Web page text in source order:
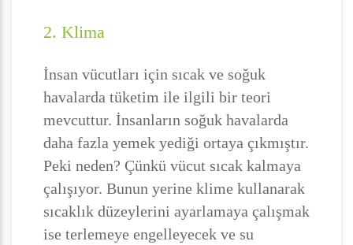
2. Klima
İnsan vücutları için sıcak ve soğuk
havalarda tüketim ile ilgili bir teori
mevcuttur. İnsanların soğuk havalarda
daha fazla yemek yediği ortaya çıkmıştır.
Peki neden? Çünkü vücut sıcak kalmaya
çalışıyor. Bunun yerine klime kullanarak
sıcaklık düzeylerini ayarlamaya çalışmak
ise terlemeye engelleyecek ve su